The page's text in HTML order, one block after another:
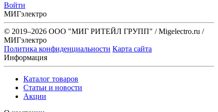
Войти
МИГэлектро
© 2019–2026 ООО "МИГ РИТЕЙЛ ГРУПП" / Migelectro.ru /
МИГэлектро
Политика конфиденциальности Карта сайта
Информация
Каталог товаров
Статьи и новости
Акции